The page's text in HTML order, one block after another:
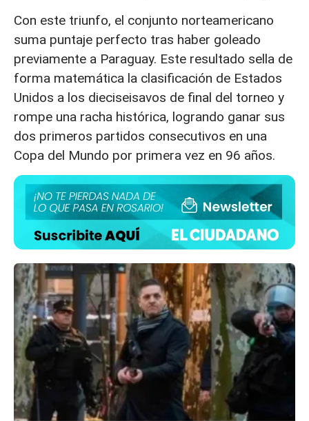
Con este triunfo, el conjunto norteamericano
suma puntaje perfecto tras haber goleado
previamente a Paraguay. Este resultado sella de
forma matemática la clasificación de Estados
Unidos a los dieciseisavos de final del torneo y
rompe una racha histórica, logrando ganar sus
dos primeros partidos consecutivos en una
Copa del Mundo por primera vez en 96 años.